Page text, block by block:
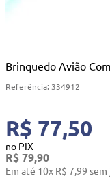
Brinquedo Avião
Referência: 334912
R$ 77,50
no PIX
R$79,90
Em até 10x R$ 7,99 sem